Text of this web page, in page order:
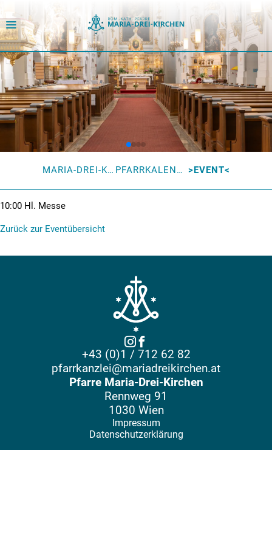
MARIA-DREI-KIRCHEN PFARRKALENDER EVENT
10:00 Hl. Messe
Zurück zur Eventübersicht
+43 (0)1 / 712 62 82
pfarrkanzlei@mariadreikirchen.at
Pfarre Maria-Drei-Kirchen
Rennweg 91
1030 Wien
Impressum
Datenschutzerklärung